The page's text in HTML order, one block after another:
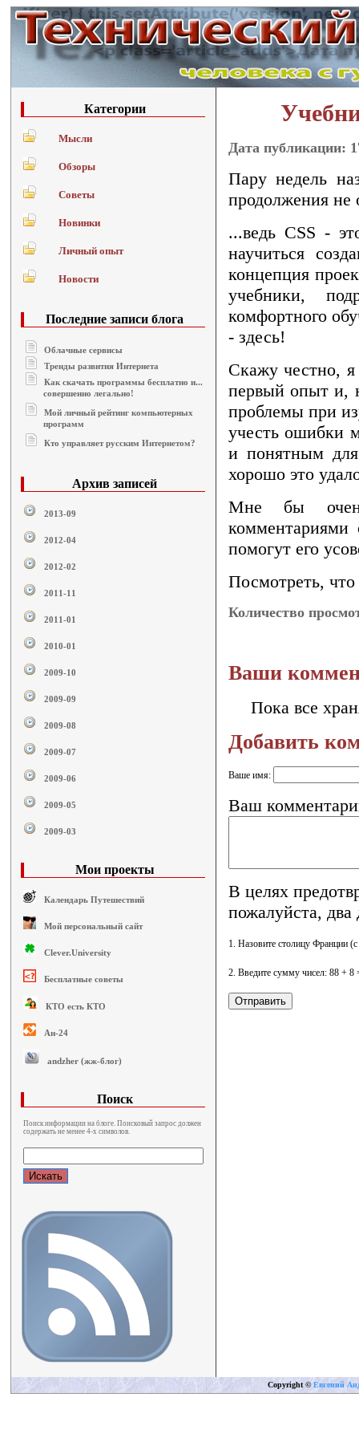
Категории
Мысли
Обзоры
Советы
Новинки
Личный опыт
Новости
Последние записи блога
Облачные сервисы
Тренды развития Интернета
Как скачать программы бесплатно и...
совершенно легально!
Мой личный рейтинг компьютерных
программ
Кто управляет русским Интернетом?
Архив записей
2013-09
2012-04
2012-02
2011-11
2011-01
2010-01
2009-10
2009-09
2009-08
2009-07
2009-06
2009-05
2009-03
Мои проекты
Календарь Путешествий
Мой персональный сайт
Clever.University
Бесплатные советы
КТО есть КТО
Ан-24
andzher (жж-блог)
Поиск
Поиск информации на блоге. Поисковый запрос должен
содержать не менее 4-х символов.
Дата публикации:
Пару недель
продолжения не
...ведь CSS -
научиться
концепция
учебники,
комфортного
- здесь!
Скажу честно,
первый опыт и,
проблемы при
учесть ошибки
и понятным для
хорошо это
Мне бы
комментариями
помогут его
Посмотреть,
Количество
Ваши
Пока все
Добавить
Ваше имя:
Ваш
В целях
пожалуйста, два
1. Назовите столицу Франции
2. Введите сумму чисел: 88 + 8
Copyright © Евгений